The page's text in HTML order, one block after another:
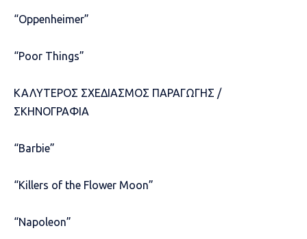
“Oppenheimer”
“Poor Things”
ΚΑΛΥΤΕΡΟΣ ΣΧΕΔΙΑΣΜΟΣ ΠΑΡΑΓΩΓΗΣ /
ΣΚΗΝΟΓΡΑΦΙΑ
“Barbie”
“Killers of the Flower Moon”
“Napoleon”